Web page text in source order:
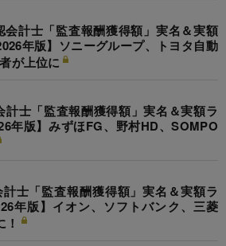
計士「監査報酬獲得額」実名＆実額
年版】ソニーグループ、トヨタ自動
が上位に
計士「監査報酬獲得額」実名＆実額ラ
年版】みずほFG、野村HD、SOMPO
士「監査報酬獲得額」実名＆実額ラ
年版】イオン、ソフトバンク、三菱